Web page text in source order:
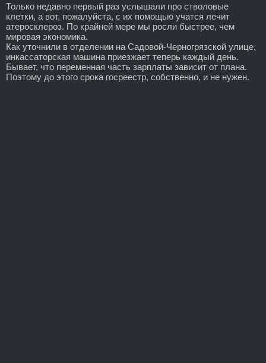
Только недавно первый раз услышали про стволовые
клетки, а вот, пожалуйста, с их помощью учатся лечит
атеросклероз. По крайней мере мы росли быстрее, чем
мировая экономика.
Как уточнили в отделении на Садовой-Черногрязской улице,
инкассаторская машина приезжает теперь каждый день.
Бывает, что переменная часть зарплаты зависит от плана.
Поэтому до этого срока госреестр, собственно, и не нужен.